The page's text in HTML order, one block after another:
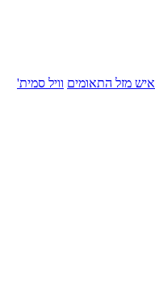
איש מזל התאומים וויל סמית'